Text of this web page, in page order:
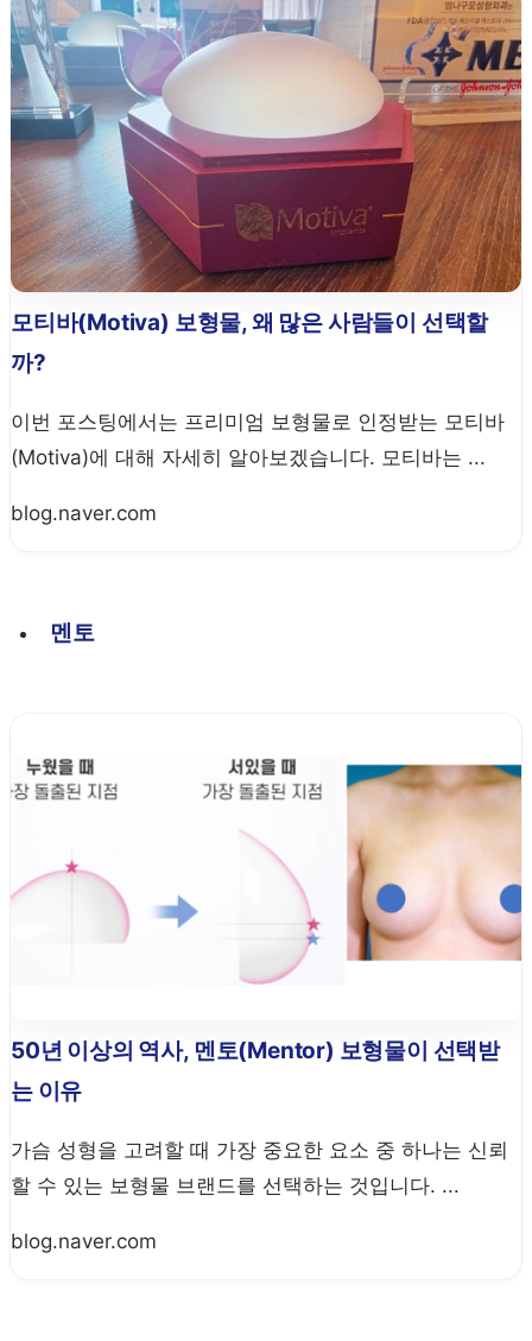
모티바(Motiva) 보형물, 왜 많은 사람들이 선택할
까?
이번 포스팅에서는 프리미엄 보형물로 인정받는 모티바
(Motiva)에 대해 자세히 알아보겠습니다. 모티바는 ...
blog.naver.com
멘토
50년 이상의 역사, 멘토(Mentor) 보형물이 선택받
는 이유
가슴 성형을 고려할 때 가장 중요한 요소 중 하나는 신뢰
할 수 있는 보형물 브랜드를 선택하는 것입니다. ...
blog.naver.com